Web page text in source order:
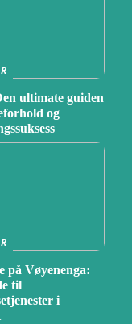
ultimate guiden
og
på Vøyenenga:
til
i